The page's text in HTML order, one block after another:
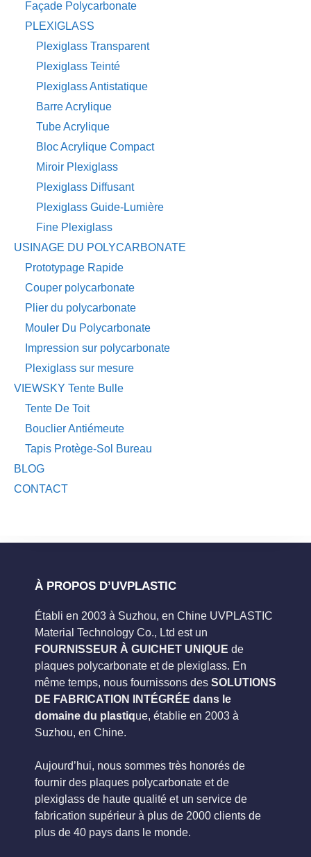
Façade Polycarbonate
PLEXIGLASS
Plexiglass Transparent
Plexiglass Teinté
Plexiglass Antistatique
Barre Acrylique
Tube Acrylique
Bloc Acrylique Compact
Miroir Plexiglass
Plexiglass Diffusant
Plexiglass Guide-Lumière
Fine Plexiglass
USINAGE DU POLYCARBONATE
Prototypage Rapide
Couper polycarbonate
Plier du polycarbonate
Mouler Du Polycarbonate
Impression sur polycarbonate
Plexiglass sur mesure
VIEWSKY Tente Bulle
Tente De Toit
Bouclier Antiémeute
Tapis Protège-Sol Bureau
BLOG
CONTACT
À PROPOS D’UVPLASTIC
Établi en 2003 à Suzhou, en Chine UVPLASTIC
Material Technology Co., Ltd est un
FOURNISSEUR À GUICHET UNIQUE de
plaques polycarbonate et de plexiglass. En
même temps, nous fournissons des SOLUTIONS
DE FABRICATION INTÉGRÉE dans le
domaine du plastique, établie en 2003 à
Suzhou, en Chine.
Aujourd’hui, nous sommes très honorés de
fournir des plaques polycarbonate et de
plexiglass de haute qualité et un service de
fabrication supérieur à plus de 2000 clients de
plus de 40 pays dans le monde.